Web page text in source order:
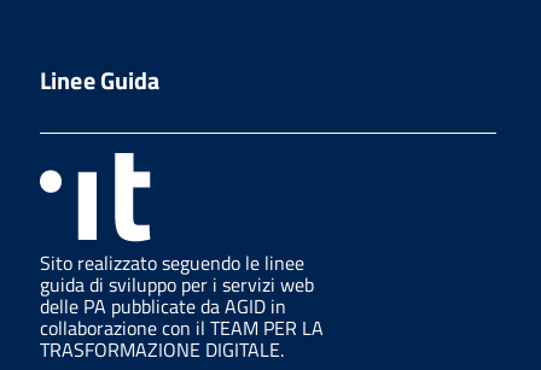
Linee Guida
Sito realizzato seguendo le linee
guida di sviluppo per i servizi web
delle PA pubblicate da AGID in
collaborazione con il TEAM PER LA
TRASFORMAZIONE DIGITALE.